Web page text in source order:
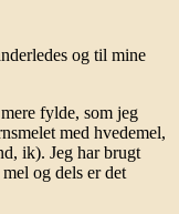
og til mine
fylde, som jeg
med hvedemel,
ik). Jeg har brugt
og dels er det